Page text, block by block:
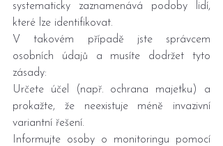
systematicky zaznamenává podoby lidí,
které lze identifikovat.
V takovém případě jste správcem
osobních údajů a musíte dodržet tyto
zásady:
Určete účel (např. ochrana majetku) a
prokažte, že neexistuje méně invazivní
variantní řešení.
Informujte osoby o monitoringu pomocí